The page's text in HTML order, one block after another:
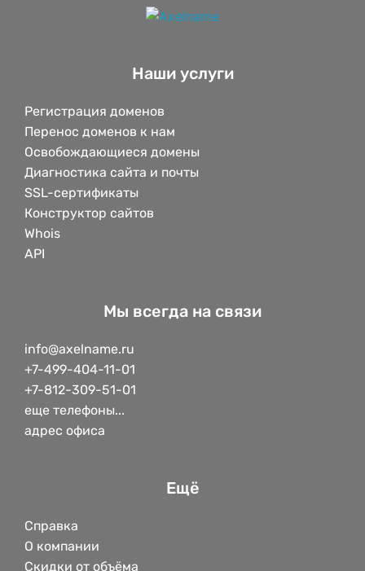
Наши услуги
Регистрация доменов
Перенос доменов к нам
Освобождающиеся домены
Диагностика сайта и почты
SSL-сертификаты
Конструктор сайтов
Whois
API
Мы всегда на связи
info@axelname.ru
+7-499-404-11-01
+7-812-309-51-01
еще телефоны...
адрес офиса
Ещё
Справка
О компании
Скидки от объёма